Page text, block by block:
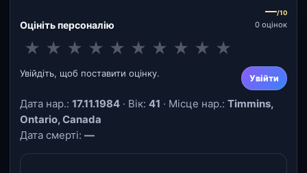
Оцініть персоналію
—/10
0 оцінок
★ ★ ★ ★ ★ ★ ★ ★ ★ ★
Увійдіть, щоб поставити оцінку. Увійти
Дата нар.: 17.11.1984 · Вік: 41 · Місце нар.: Timmins,
Ontario, Canada
Дата смерті: —